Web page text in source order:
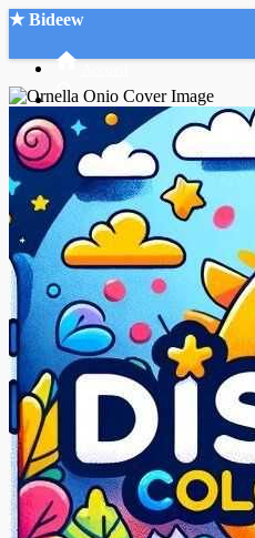
★ Bideew
Recherche Avancée
Mon compte
Connexion
Créer un compte
Mode nuit